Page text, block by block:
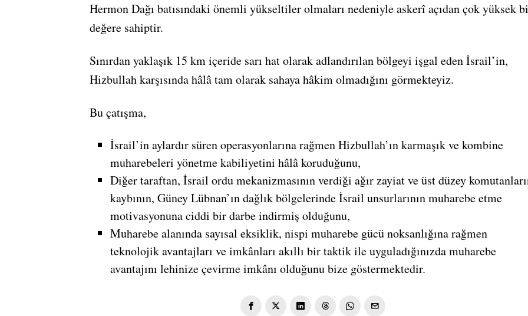
Hermon Dağı batısındaki önemli yükseltiler olmaları nedeniyle askerî açıdan çok yüksek
değere sahiptir.
Sınırdan yaklaşık 15 km içeride sarı hat olarak adlandırılan bölgeyi işgal eden İsrail’in,
Hizbullah karşısında hâlâ tam olarak sahaya hâkim olmadığını görmekteyiz.
Bu çatışma,
İsrail’in aylardır süren operasyonlarına rağmen Hizbullah’ın karmaşık ve kombine
muharebeleri yönetme kabiliyetini hâlâ koruduğunu,
Diğer taraftan, İsrail ordu mekanizmasının verdiği ağır zayiat ve üst düzey
kaybının, Güney Lübnan’ın dağlık bölgelerinde İsrail unsurlarının muharebe etme
motivasyonuna ciddi bir darbe indirmiş olduğunu,
Muharebe alanında sayısal eksiklik, nispi muharebe gücü noksanlığına rağmen
teknolojik avantajları ve imkânları akıllı bir taktik ile uyguladığınızda muharebe
avantajını lehinize çevirme imkânı olduğunu bize göstermektedir.